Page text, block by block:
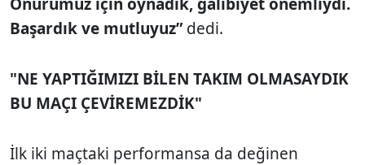
Başardık ve mutluyuz”dedi.
"NE YAPTIĞIMIZI BİLEN TAKIM OLMASAYDIK
BU MAÇI ÇEVİREMEZDİK"
İlk iki maçtaki performansa da değinen